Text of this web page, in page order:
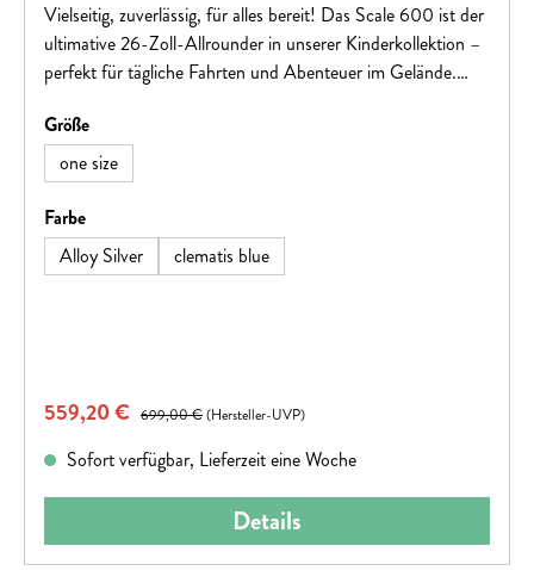
Vielseitig, zuverlässig, für alles bereit! Das Scale 600 ist der
ultimative 26-Zoll-Allrounder in unserer Kinderkollektion –
perfekt für tägliche Fahrten und Abenteuer im Gelände.
Fahrer bietet es einen leichten, einfach zu handhabenden
Rahmen mit der Haltbarkeit, um jede Strecke zu meistern.
Hinweis: Fahrradspezifikationen können ohne vorherige
Ankündigung geändert werden.
Größeauswählen
one size
Farbeauswählen
Alloy Silver
clematis blue
Verkaufspreis:
559,20 € Regulärer Preis:
699,00 €(Hersteller-UVP)
Sofort verfügbar, Lieferzeit eine Woche
Details